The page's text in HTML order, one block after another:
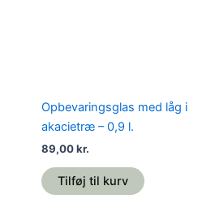
varesiden
Opbevaringsglas med låg i
akacietræ – 0,9 l.
89,00kr.
Tilføj til kurv